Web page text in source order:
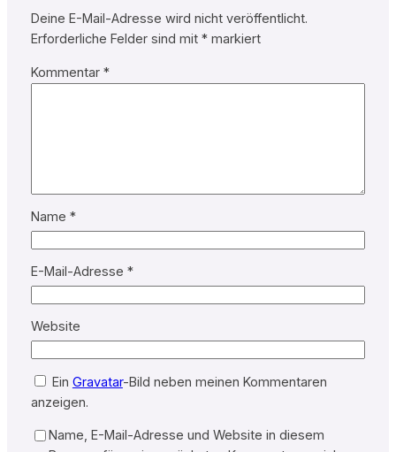
Deine E-Mail-Adresse wird nicht veröffentlicht.
Erforderliche Felder sind mit *markiert
Kommentar *
Name *
E-Mail-Adresse *
Website
Ein Gravatar-Bild neben meinen Kommentaren
anzeigen.
Name, E-Mail-Adresse und Website in diesem